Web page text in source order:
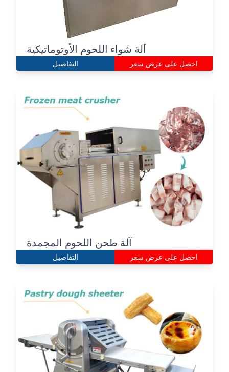
آلة شواء اللحوم الأوتوماتيكية
التفاصيل احصل على عرض سعر
آلة طحن اللحوم المجمدة
التفاصيل احصل على عرض سعر